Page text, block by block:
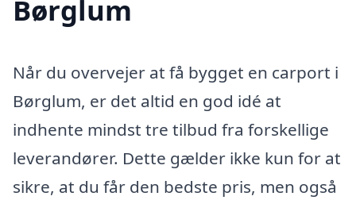
Børglum
Når du overvejer at få bygget en carport i
Børglum, er det altid en god idé at
indhente mindst tre tilbud fra forskellige
leverandører. Dette gælder ikke kun for at
sikre, at du får den bedste pris, men også